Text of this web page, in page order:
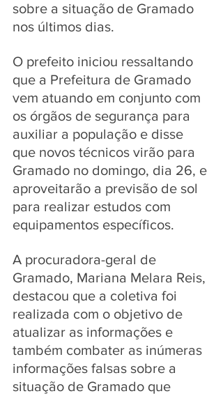
sobre a situação de Gramado
nos últimos dias.
O prefeito iniciou ressaltando
que a Prefeitura de Gramado
vem atuando em conjunto com
os órgãos de segurança para
auxiliar a população e disse
que novos técnicos virão para
Gramado no domingo, dia 26, e
aproveitarão a previsão de sol
para realizar estudos com
equipamentos específicos.
A procuradora-geral de
Gramado, Mariana Melara Reis,
destacou que a coletiva foi
realizada com o objetivo de
atualizar as informações e
também combater as inúmeras
informações falsas sobre a
situação de Gramado que